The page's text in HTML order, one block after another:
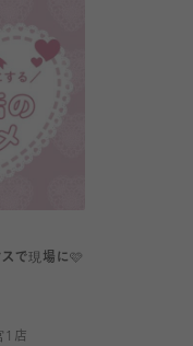
スで現場に🩷
1店